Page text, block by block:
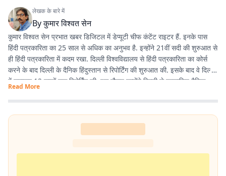
लेखक के बारे में
Byकुमार विश्वत सेन
कुमार विश्वत सेन प्रभात खबर डिजिटल में डेप्यूटी चीफ कंटेंट राइटर हैं. इनके पास
हिंदी पत्रकारिता का 25 साल से अधिक का अनुभव है. इन्होंने 21वीं सदी की शुरुआत से
ही हिंदी पत्रकारिता में कदम रखा. दिल्ली विश्वविद्यालय से हिंदी पत्रकारिता का कोर्स
करने के बाद दिल्ली के दैनिक हिंदुस्तान से रिपोर्टिंग की शुरुआत की. इसके बाद वे दिल्ली
में लगातार 12 सालों तक रिपोर्टिंग की. इस दौरान उन्होंने दिल्ली से प्रकाशित दैनिक
हिंदुस्तान दैनिक जागरण, देशबंधु जैसे प्रतिष्ठित अखबारों के साथ कई साप्ताहिक
अखबारों के लिए भी रिपोर्टिंग की. 2013 में वे प्रभात खबर आए. तब से वे प्रिंट मीडिया
के साथ फिलहाल पिछले 10 सालों से प्रभात खबर डिजिटल में अपनी सेवाएं दे रहे हैं.
इन्होंने अपने करियर के शुरुआती दिनों में ही राजस्थान में होने वाली हिंदी पत्रकारिता के
300 साल के इतिहास पर एक पुस्तक 'नित नए आयाम की खोज: राजस्थानी
Read More